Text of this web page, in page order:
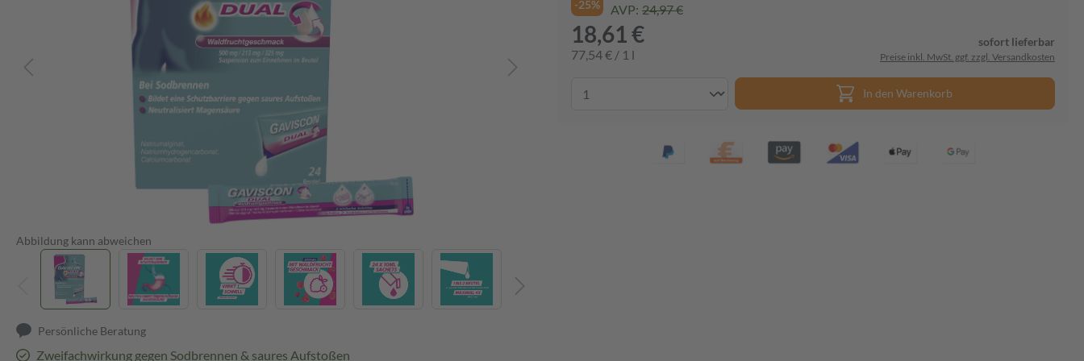
Abbildung kann abweichen
Persönliche Beratung
Zweifachwirkung gegen Sodbrennen & saures Aufstoßen
-25% AVP: 24,97 €
18,61 €
77,54 € / 1 l
sofort lieferbar
Preise inkl. MwSt. ggf. zzgl. Versandkosten
In den Warenkorb